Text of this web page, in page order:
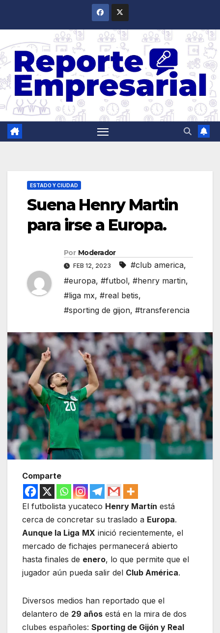
ESTADO Y CIUDAD
Suena Henry Martin
para irse a Europa.
Por Moderador
FEB 12, 2023 #club america,
#europa, #futbol, #henry martin,
#liga mx, #real betis,
#sporting de gijon, #transferencia
Comparte
El futbolista yucateco Henry Martín está
cerca de concretar su traslado a Europa.
Aunque la Liga MX inició recientemente, el
mercado de fichajes permanecerá abierto
hasta finales de enero, lo que permite que el
jugador aún pueda salir del Club América.
Diversos medios han reportado que el
delantero de 29 años está en la mira de dos
clubes españoles: Sporting de Gijón y Real